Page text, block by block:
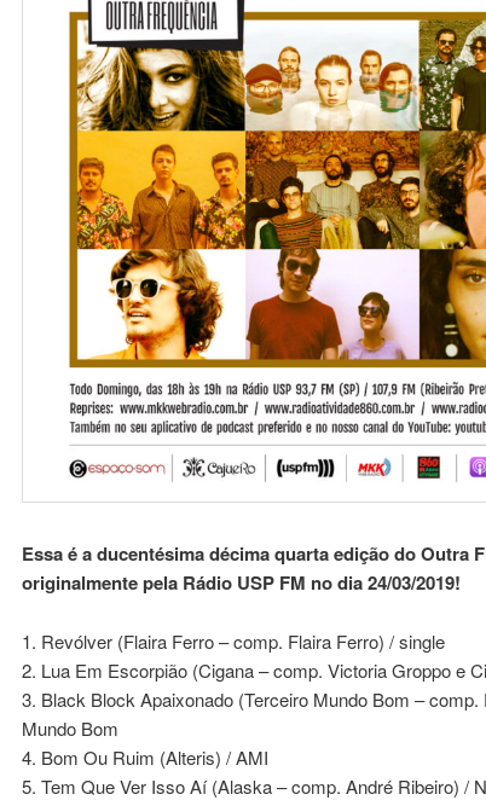
Essa é a ducentésima décima quarta edição do Outra
originalmente pela Rádio USP FM no dia 24/03/2019!
1. Revólver (Flaira Ferro – comp. Flaira Ferro) / single
2. Lua Em Escorpião (Cigana – comp. Victoria Groppo e
3. Black Block Apaixonado (Terceiro Mundo Bom – comp.
Mundo Bom
4. Bom Ou Ruim (Alteris) / AMI
5. Tem Que Ver Isso Aí (Alaska – comp. André Ribeiro) /